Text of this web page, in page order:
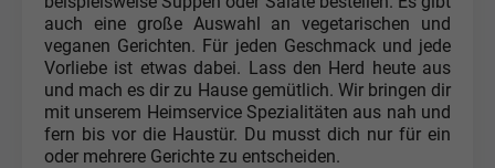
auch eine große Auswahl an vegetarischen und
veganen Gerichten. Für jeden Geschmack und jede
Vorliebe ist etwas dabei. Lass den Herd heute aus
und mach es dir zu Hause gemütlich. Wir bringen dir
mit unserem Heimservice Spezialitäten aus nah und
fern bis vor die Haustür. Du musst dich nur für ein
oder mehrere Gerichte zu entscheiden.